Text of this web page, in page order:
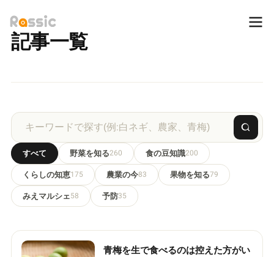
記事一覧
すべて 野菜を知る260 食の豆知識200
くらしの知恵175 農業の今83 果物を知る79
みえマルシェ58 予防35
青梅を生で食べるのは控えた方がい